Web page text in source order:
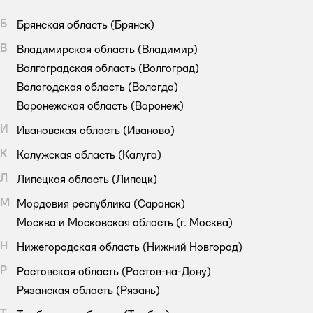
Б Брянская область (Брянск)
В
Владимирская область (Владимир)
Волгоградская область (Волгоград)
Вологодская область (Вологда)
Воронежская область (Воронеж)
И
Ивановская область (Иваново)
К
Калужская область (Калуга)
Л
Липецкая область (Липецк)
М
Мордовия республика (Саранск)
Москва и Московская область (г. Москва)
Н
Нижегородская область (Нижний Новгород)
Р
Ростовская область (Ростов-на-Дону)
Рязанская область (Рязань)